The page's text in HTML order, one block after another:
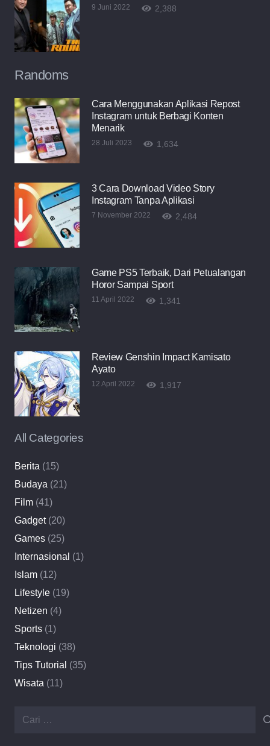
9 Juni 2022 2,388
Randoms
Cara Menggunakan Aplikasi Repost
Instagram untuk Berbagi Konten
Menarik
28 Juli 2023 1,634
3 Cara Download Video Story
Instagram Tanpa Aplikasi
7 November 2022 2,484
Game PS5 Terbaik, Dari Petualangan
Horor Sampai Sport
11 April 2022 1,341
Review Genshin Impact Kamisato
Ayato
12 April 2022 1,917
All Categories
Berita (15)
Budaya (21)
Film (41)
Gadget(20)
Games (25)
Internasional (1)
Islam (12)
Lifestyle (19)
Netizen (4)
Sports (1)
Teknologi (38)
Tips Tutorial (35)
Wisata (11)
Cari